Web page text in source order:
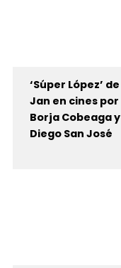
‘Súper López’ de
Jan en cines por
Borja Cobeaga y
Diego San José